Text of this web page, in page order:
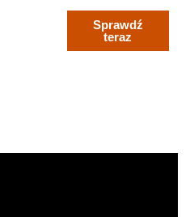
Sprawdź
teraz